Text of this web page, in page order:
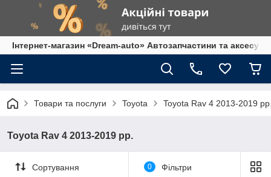
Інтернет-магазин «Dream-auto» Автозапчастини та
Товари та послуги Toyota Toyota Rav 4 2013-2019
Toyota Rav 4 2013-2019 рр.
Сортування 0 Фільтри